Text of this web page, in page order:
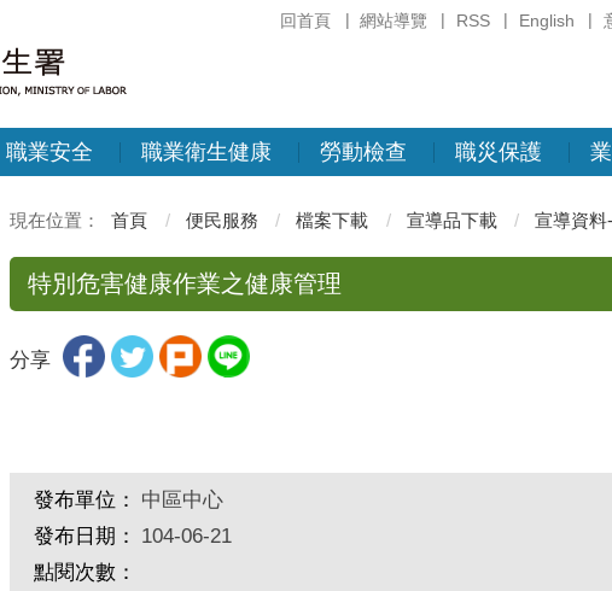
回首頁 網站導覽 RSS English
職業安全 職業衛生健康 勞動檢查 職災保護
首頁 便民服務 檔案下載 宣導品下載 宣導資料
特別危害健康作業之健康管理
分享
發布單位：
中區中心
發布日期：
104-06-21
點閱次數：